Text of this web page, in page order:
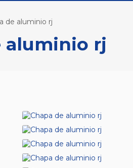
de aluminio rj
aluminio rj